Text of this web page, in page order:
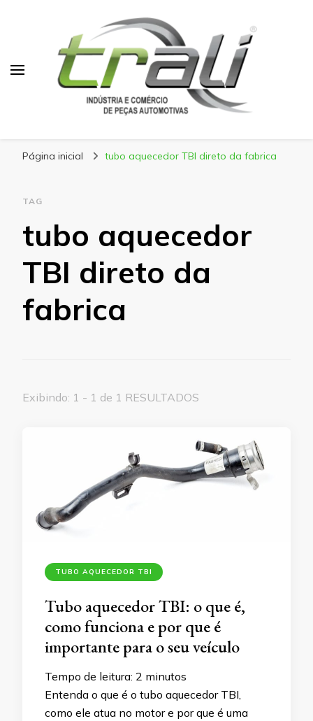
Página inicial tubo aquecedor TBI direto da fabrica
TAG
tubo aquecedor
TBI direto da
fabrica
Exibindo: 1 - 1 de 1 RESULTADOS
TUBO AQUECEDOR TBI
Tubo aquecedor TBI: o que é,
como funciona e por que é
importante para o seu veículo
Tempo de leitura: 2 minutos
Entenda o que é o tubo aquecedor TBI,
como ele atua no motor e por que é uma